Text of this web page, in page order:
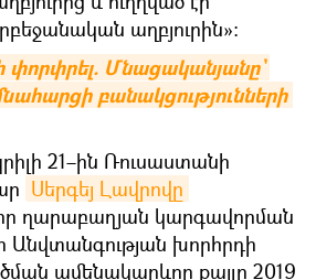
աղբյուրին»:
փորփրել. Մնացականյանը`
բանակցությունների
21–ին Ռուսաստանի
Սերգեյ Լավրովը
ղարաբաղյան կարգավորման
Անվտանգության խորհրդի
ամենակարևոր քայլը 2019